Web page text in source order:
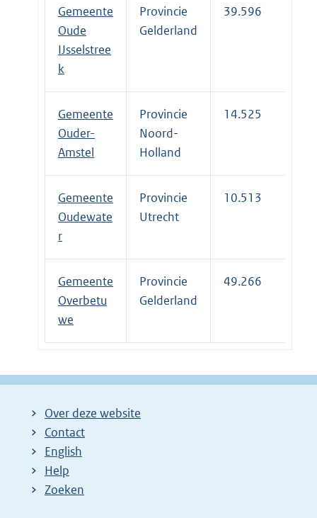
Gemeente
Oude
IJsselstree
k
Provincie
Gelderland
39.596
Gemeente
Ouder-
Amstel
Provincie
Noord-
Holland
14.525
Gemeente
Oudewate
r
Provincie
Utrecht
10.513
Gemeente
Overbetu
we
Provincie
Gelderland
49.266
Over deze website
Contact
English
Help
Zoeken